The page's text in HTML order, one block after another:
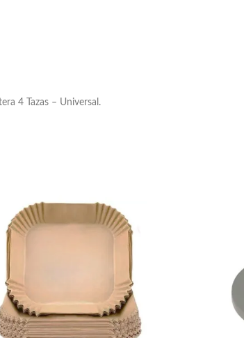
4 Tazas – Universal.